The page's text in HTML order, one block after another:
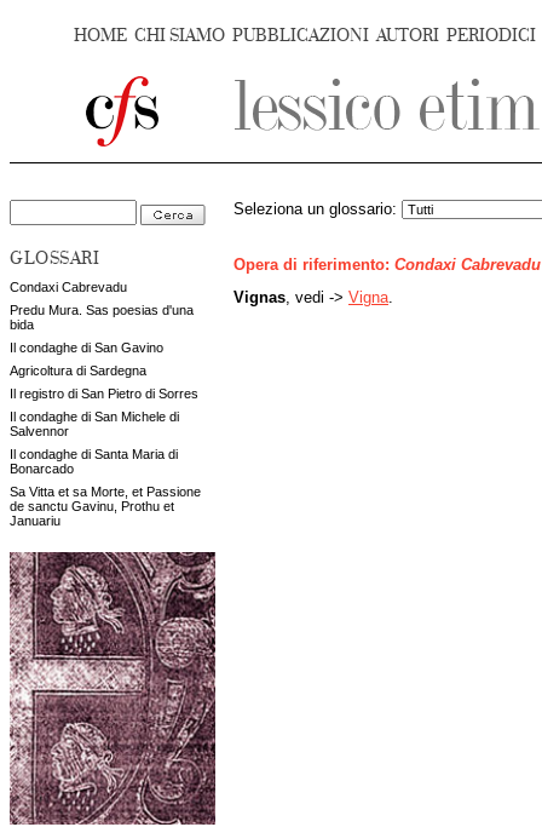
HOME CHI SIAMO PUBBLICAZIONI AUTORI PERIODICI
GLOSSARI
Condaxi Cabrevadu
Predu Mura. Sas poesias d'una
bida
Il condaghe di San Gavino
Agricoltura di Sardegna
Il registro di San Pietro di Sorres
Il condaghe di San Michele di
Salvennor
Il condaghe di Santa Maria di
Bonarcado
Sa Vitta et sa Morte, et Passione
de sanctu Gavinu, Prothu et
Januariu
Seleziona un glossario:
Opera di riferimento: Condaxi Cabrevadu
Vignas , vedi -> Vigna